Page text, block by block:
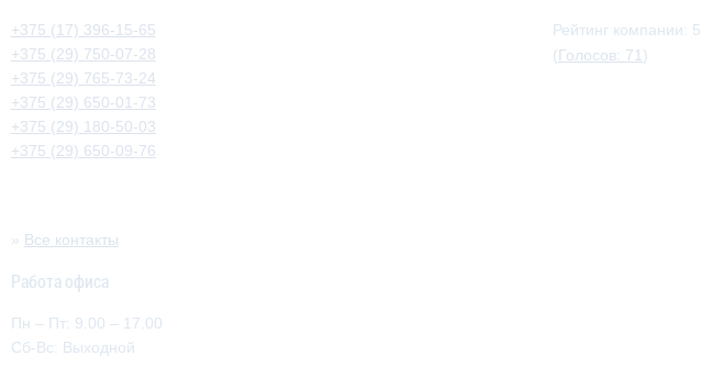
+375 (17) 396-15-65
+375 (29) 750-07-28
+375 (29) 765-73-24
+375 (29) 650-01-73
+375 (29) 180-50-03
+375 (29) 650-09-76
» Все контакты
Работа офиса
Пн – Пт: 9.00 – 17.00
Сб-Вс: Выходной
Рейтинг компании: 5
(Голосов: 71 )